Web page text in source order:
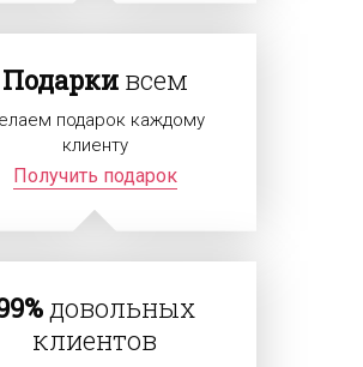
Подаркивсем
подарок каждому
клиенту
Получить подарок
довольных
клиентов